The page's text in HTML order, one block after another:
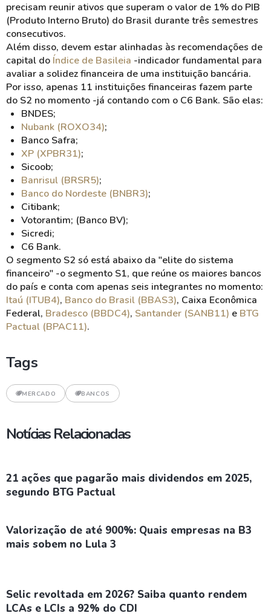
precisam reunir ativos que superam o valor de 1% do PIB
(Produto Interno Bruto) do Brasil durante três semestres
consecutivos.
Além disso, devem estar alinhadas às recomendações de
capital do Índice de Basileia -indicador fundamental para
avaliar a solidez financeira de uma instituição bancária.
Por isso, apenas 11 instituições financeiras fazem parte
do S2 no momento -já contando com o C6 Bank. São elas:
BNDES;
Nubank (ROXO34);
Banco Safra;
XP (XPBR31);
Sicoob;
Banrisul (BRSR5);
Banco do Nordeste (BNBR3);
Citibank;
Votorantim; (Banco BV);
Sicredi;
C6 Bank.
O segmento S2 só está abaixo da "elite do sistema
financeiro" -o segmento S1, que reúne os maiores bancos
do país e conta com apenas seis integrantes no momento:
Itaú (ITUB4), Banco do Brasil (BBAS3), Caixa Econômica
Federal, Bradesco (BBDC4), Santander (SANB11) e BTG
Pactual (BPAC11).
Tags
MERCADO BANCOS
Notícias Relacionadas
21 ações que pagarão mais dividendos em 2025,
segundo BTG Pactual
Valorização de até 900%: Quais empresas na B3
mais sobem no Lula 3
Selic revoltada em 2026? Saiba quanto rendem
LCAs e LCIs a 92% do CDI